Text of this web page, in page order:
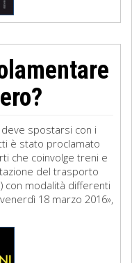
spostarsi con i
è stato proclamato
che coinvolge treni e
del trasporto
con modalità differenti
18 marzo 2016»,